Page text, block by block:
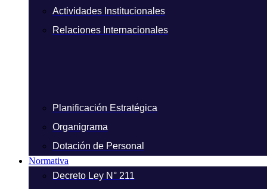
Actividades Institucionales
Relaciones Internacionales
Planificación Estratégica
Organigrama
Dotación de Personal
Normativa
Decreto Ley N° 211